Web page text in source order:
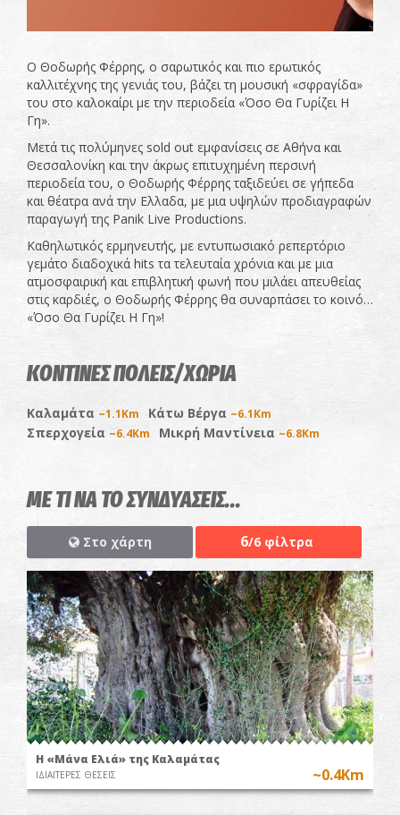
Ο Θοδωρής Φέρρης, o σαρωτικός και πιο ερωτικός
καλλιτέχνης της γενιάς του, βάζει τη μουσική «σφραγίδα»
του στο καλοκαίρι με την περιοδεία «Όσο Θα Γυρίζει Η
Γη».
Μετά τις πολύμηνες sold out εμφανίσεις σε Αθήνα και
Θεσσαλονίκη και την άκρως επιτυχημένη περσινή
περιοδεία του, ο Θοδωρής Φέρρης ταξιδεύει σε γήπεδα
και θέατρα ανά την Ελλαδα, με μια υψηλών προδιαγραφών
παραγωγή της Panik Live Productions.
Καθηλωτικός ερμηνευτής, με εντυπωσιακό ρεπερτόριο
γεμάτο διαδοχικά hits τα τελευταία χρόνια και με μια
ατμοσφαιρική και επιβλητική φωνή που μιλάει απευθείας
στις καρδιές, ο Θοδωρής Φέρρης θα συναρπάσει το κοινό…
«Όσο Θα Γυρίζει Η Γη»!
ΚΟΝΤΙΝΕΣ ΠΟΛΕΙΣ/ΧΩΡΙΑ
Καλαμάτα ~1.1Km Κάτω Βέργα ~6.1Km
Σπερχογεία ~6.4Km Μικρή Μαντίνεια ~6.8Km
ΜΕ ΤΙ ΝΑ ΤΟ ΣΥΝΔΥΑΣΕΙΣ...
Στο χάρτη 6/6 φίλτρα
Η «Μάνα Ελιά» της Καλαμάτας
ΙΔΙΑΙΤΕΡΕΣ ΘΕΣΕΙΣ ~0.4Km